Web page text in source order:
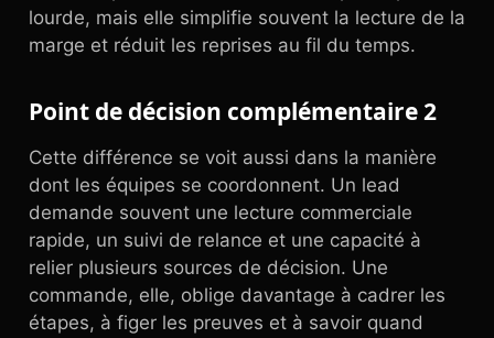
lourde, mais elle simplifie souvent la lecture de la
marge et réduit les reprises au fil du temps.
Point de décision complémentaire 2
Cette différence se voit aussi dans la manière
dont les équipes se coordonnent. Un lead
demande souvent une lecture commerciale
rapide, un suivi de relance et une capacité à
relier plusieurs sources de décision. Une
commande, elle, oblige davantage à cadrer les
étapes, à figer les preuves et à savoir quand